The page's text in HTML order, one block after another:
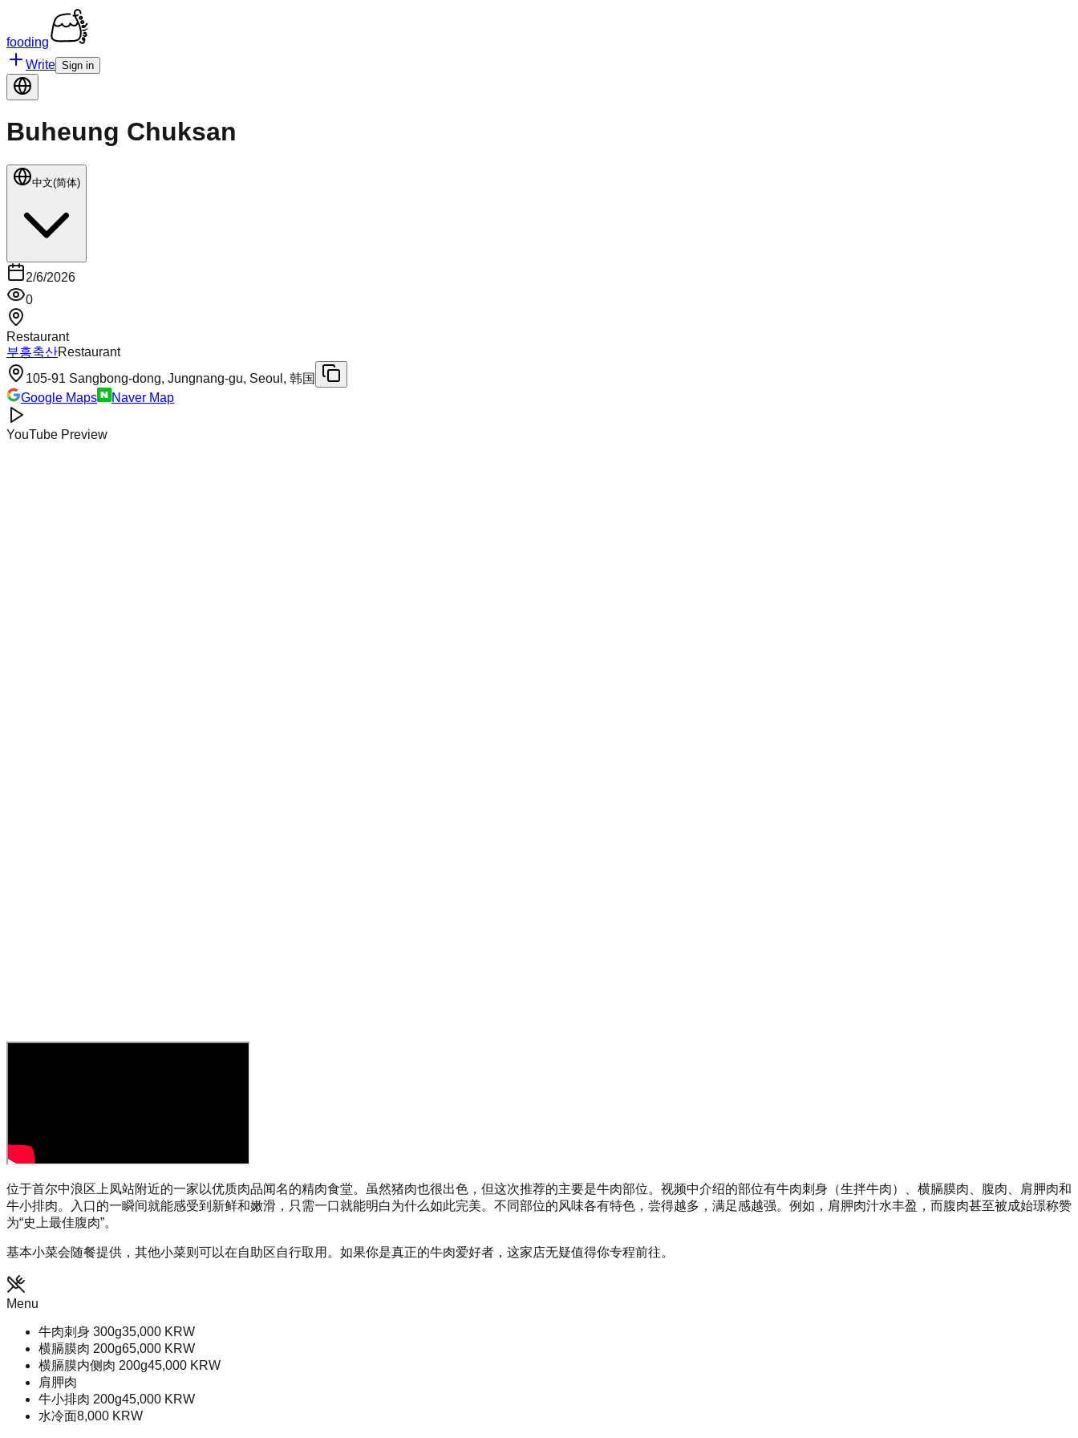
fooding
Write Sign in
Buheung Chuksan
中文(简体)
2/6/2026
0
Restaurant
부흥축산Restaurant
105-91 Sangbong-dong, Jungnang-gu, Seoul, 韩国
Google Maps
Naver Map
YouTube Preview
位于首尔中浪区上凤站附近的一家以优质肉品闻名的精肉食堂。虽然猪肉也很出色，但这次推荐的主要是牛肉部位。视频中介绍的部位有牛肉刺身（生拌牛肉）、横膈膜肉、腹肉、肩胛肉和
牛小排肉。入口的一瞬间就能感受到新鲜和嫩滑，只需一口就能明白为什么如此完美。不同部位的风味各有特色，尝得越多，满足感越强。例如，肩胛肉汁水丰盈，而腹肉甚至被成始璟称赞
为“史上最佳腹肉”。
基本小菜会随餐提供，其他小菜则可以在自助区自行取用。如果你是真正的牛肉爱好者，这家店无疑值得你专程前往。
Menu
牛肉刺身 300g35,000 KRW
横膈膜肉 200g65,000 KRW
横膈膜内侧肉 200g45,000 KRW
肩胛肉
牛小排肉 200g45,000 KRW
水冷面8,000 KRW